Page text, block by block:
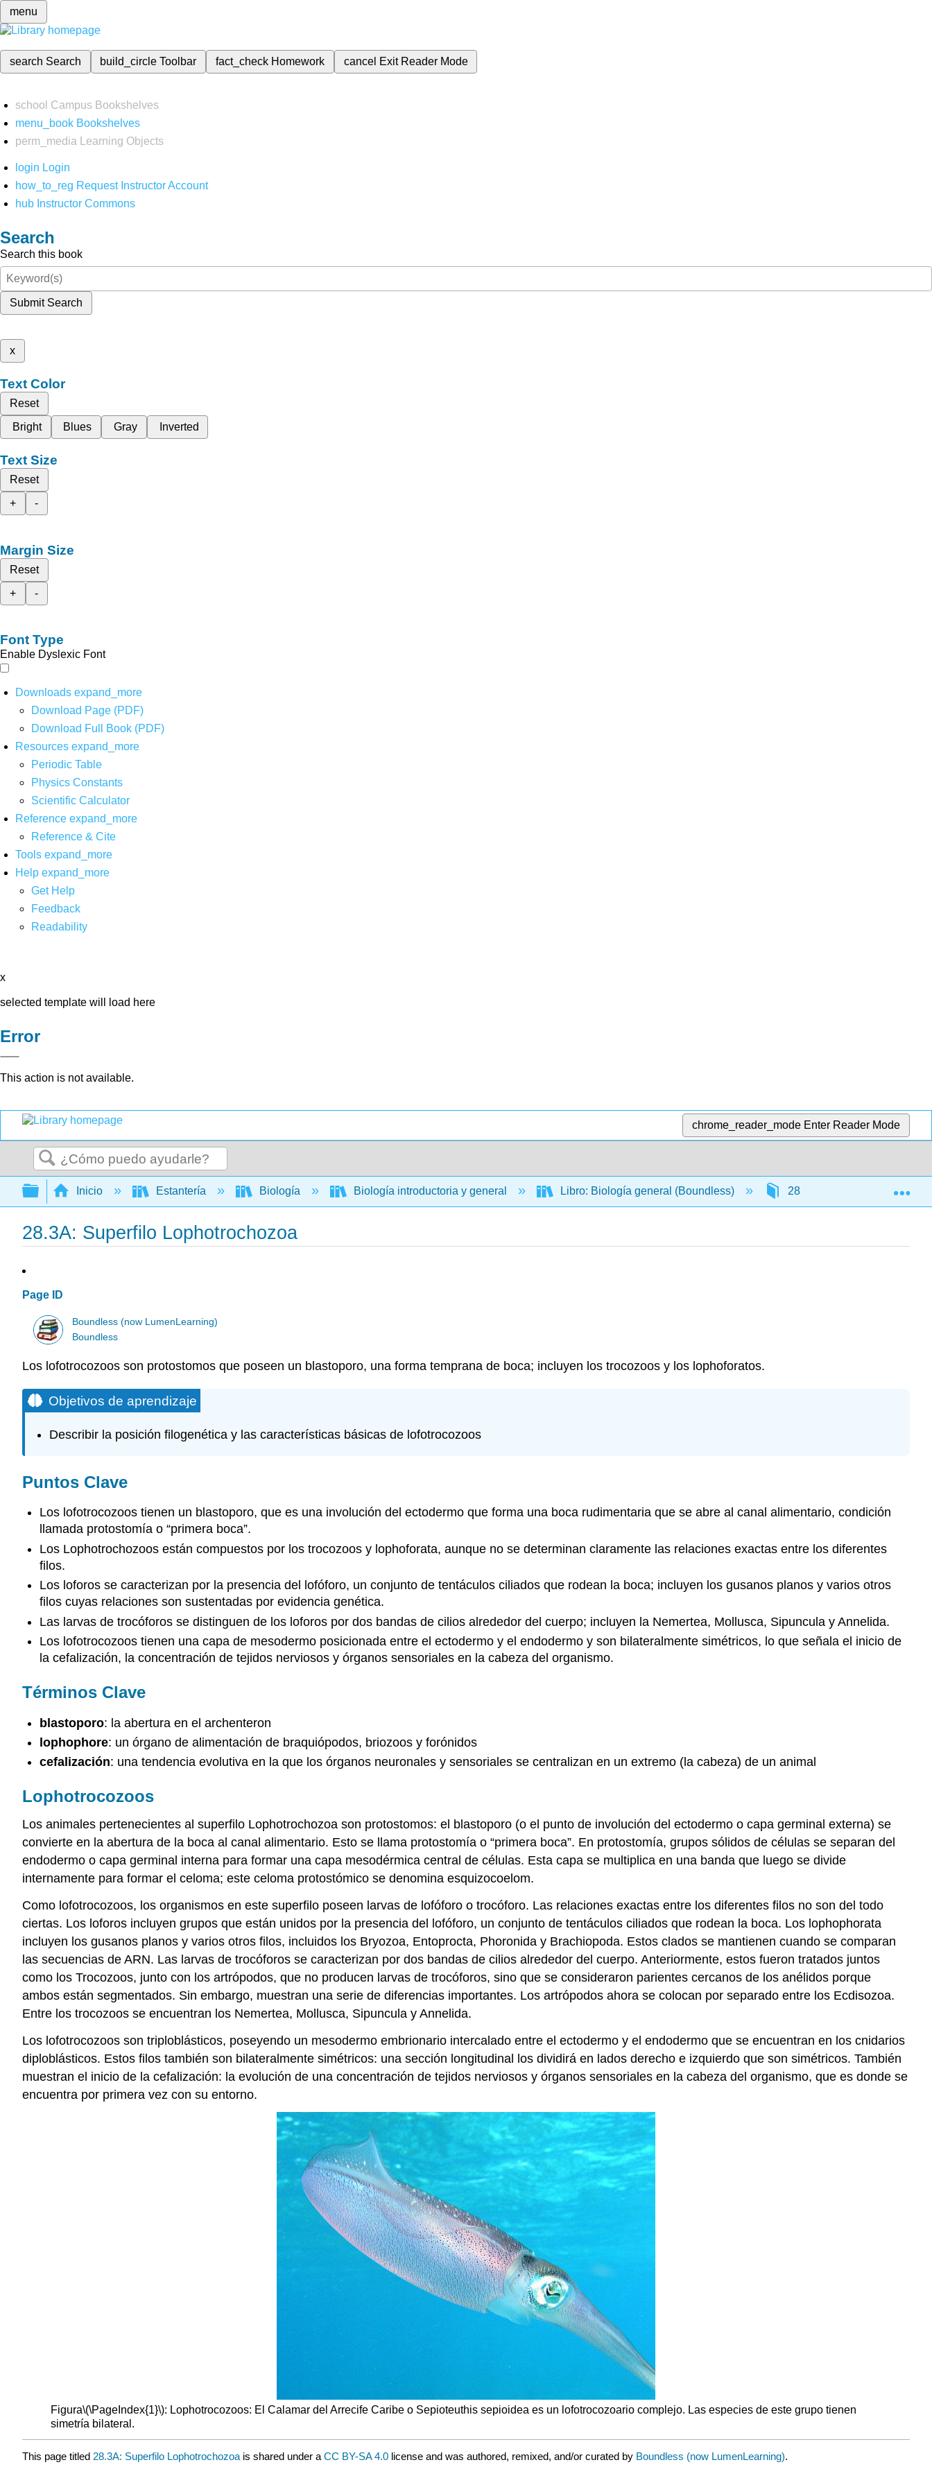
menu
search Search build_circleToolbar fact_check Homework cancel Exit Reader Mode
school Campus Bookshelves
menu_book Bookshelves
perm_media
Learning Objects
login Login
how_to_reg Request Instructor Account
hub Instructor Commons
Search
Search this book
Submit Search
x
Text Color
Reset
Bright
Blues Gray Inverted
Text Size
Reset
+
-
Margin Size
Reset
+
-
Font Type
Enable Dyslexic Font
Downloads expand_more
Download Page (PDF)
Download Full Book (PDF)
Resources expand_more
Periodic Table
Physics Constants
Scientific Calculator
Reference expand_more
Reference & Cite
Tools expand_more
Help expand_more
Get Help
Feedback
Readability
x
selected template will load here
Error
This action is not available.
chrome_reader_mode Enter Reader Mode
Buscar
Expandir/contraer jerarquía global
Inicio Estantería Biología Biología introductoria y general Libro: Biología general (Boundless) 28: Invertebrados
28.3A: Superfilo Lophotrochozoa
Page ID
Boundless (now LumenLearning)
Boundless
Los lofotrocozoos son protostomos que poseen un blastoporo, una forma temprana de boca; incluyen los trocozoos y los lophoforatos.
Objetivos de aprendizaje
Describir la posición filogenética y las características básicas de lofotrocozoos
Puntos Clave
Los lofotrocozoos tienen un blastoporo, que es una involución del ectodermo que forma una boca rudimentaria que se abre al canal alimentario, condición
llamada protostomía o “primera boca”.
Los Lophotrochozoos están compuestos por los trocozoos y lophoforata, aunque no se determinan claramente las relaciones exactas entre los diferentes
filos.
Los loforos se caracterizan por la presencia del lofóforo, un conjunto de tentáculos ciliados que rodean la boca; incluyen los gusanos planos y varios otros
filos cuyas relaciones son sustentadas por evidencia genética.
Las larvas de trocóforos se distinguen de los loforos por dos bandas de cilios alrededor del cuerpo; incluyen la Nemertea, Mollusca, Sipuncula y Annelida.
Los lofotrocozoos tienen una capa de mesodermo posicionada entre el ectodermo y el endodermo y son bilateralmente simétricos, lo que señala el inicio de
la cefalización, la concentración de tejidos nerviosos y órganos sensoriales en la cabeza del organismo.
Términos Clave
blastoporo: la abertura en el archenteron
lophophore: un órgano de alimentación de braquiópodos, briozoos y forónidos
cefalización: una tendencia evolutiva en la que los órganos neuronales y sensoriales se centralizan en un extremo (la cabeza) de un animal
Lophotrocozoos
Los animales pertenecientes al superfilo Lophotrochozoa son protostomos: el blastoporo (o el punto de involución del ectodermo o capa germinal externa) se
convierte en la abertura de la boca al canal alimentario. Esto se llama protostomía o “primera boca”. En protostomía, grupos sólidos de células se separan del
endodermo o capa germinal interna para formar una capa mesodérmica central de células. Esta capa se multiplica en una banda que luego se divide
internamente para formar el celoma; este celoma protostómico se denomina esquizocoelom.
Como lofotrocozoos, los organismos en este superfilo poseen larvas de lofóforo o trocóforo. Las relaciones exactas entre los diferentes filos no son del todo
ciertas. Los loforos incluyen grupos que están unidos por la presencia del lofóforo, un conjunto de tentáculos ciliados que rodean la boca. Los lophophorata
incluyen los gusanos planos y varios otros filos, incluidos los Bryozoa, Entoprocta, Phoronida y Brachiopoda. Estos clados se mantienen cuando se comparan
las secuencias de ARN. Las larvas de trocóforos se caracterizan por dos bandas de cilios alrededor del cuerpo. Anteriormente, estos fueron tratados juntos
como los Trocozoos, junto con los artrópodos, que no producen larvas de trocóforos, sino que se consideraron parientes cercanos de los anélidos porque
ambos están segmentados. Sin embargo, muestran una serie de diferencias importantes. Los artrópodos ahora se colocan por separado entre los Ecdisozoa.
Entre los trocozoos se encuentran los Nemertea, Mollusca, Sipuncula y Annelida.
Los lofotrocozoos son triploblásticos, poseyendo un mesodermo embrionario intercalado entre el ectodermo y el endodermo que se encuentran en los cnidarios
diploblásticos. Estos filos también son bilateralmente simétricos: una sección longitudinal los dividirá en lados derecho e izquierdo que son simétricos. También
muestran el inicio de la cefalización: la evolución de una concentración de tejidos nerviosos y órganos sensoriales en la cabeza del organismo, que es donde se
encuentra por primera vez con su entorno.
Figura\(\PageIndex{1}\): Lophotrocozoos: El Calamar del Arrecife Caribe o Sepioteuthis sepioidea es un lofotrocozoario complejo. Las especies de este grupo tienen
simetría bilateral.
This page titled 28.3A: Superfilo Lophotrochozoa is shared under a CC BY-SA 4.0 license and was authored, remixed, and/or curated by Boundless (now LumenLearning).